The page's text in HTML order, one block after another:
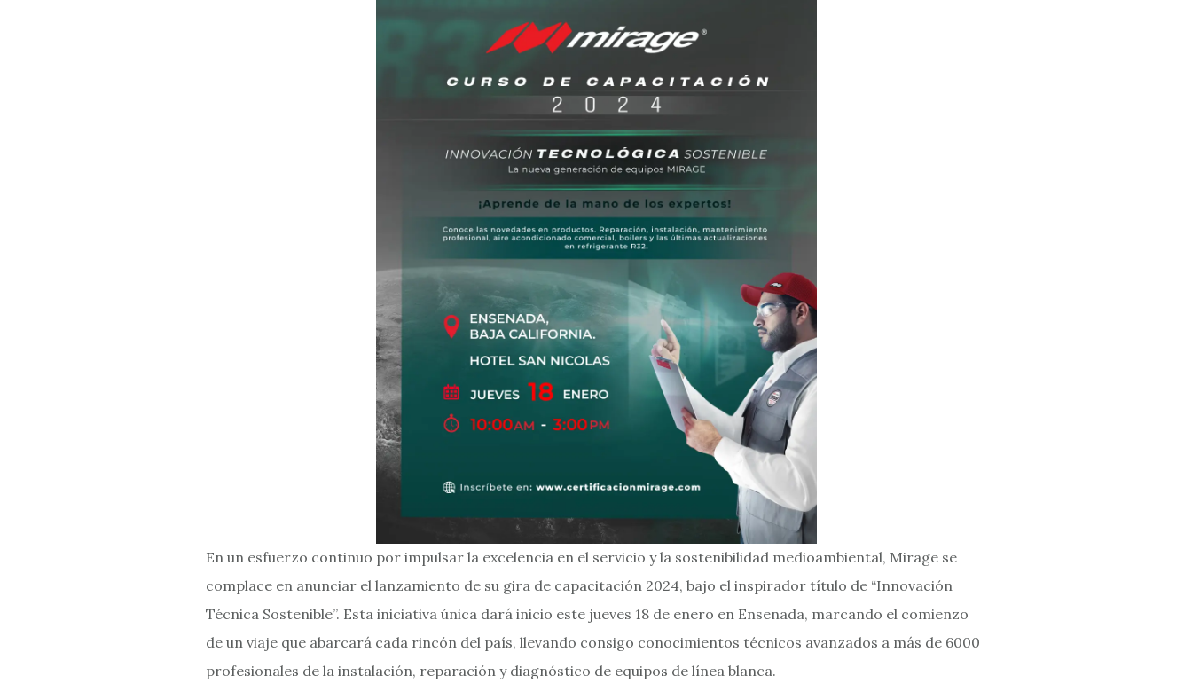
En un esfuerzo continuo por impulsar la excelencia en el servicio y la sostenibilidad medioambiental, Mirage se
complace en anunciar el lanzamiento de su gira de capacitación 2024, bajo el inspirador título de “Innovación
Técnica Sostenible”. Esta iniciativa única dará inicio este jueves 18 de enero en Ensenada, marcando el comienzo
de un viaje que abarcará cada rincón del país, llevando consigo conocimientos técnicos avanzados a más de 6000
profesionales de la instalación, reparación y diagnóstico de equipos de línea blanca.